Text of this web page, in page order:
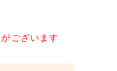
ございます